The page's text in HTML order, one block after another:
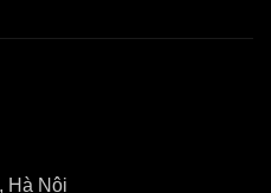
Hà Nội